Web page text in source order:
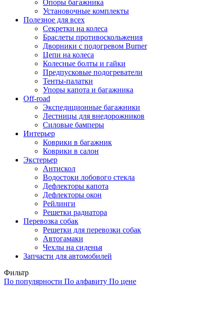
Опоры багажника
Установочные комплекты
Полезное для всех
Секретки на колеса
Браслеты противоскольжения
Дворники с подогревом Burner
Цепи на колеса
Колесные болты и гайки
Предпусковые подогреватели
Тенты-палатки
Упоры капота и багажника
Off-road
Экспедиционные багажники
Лестницы для внедорожников
Силовые бамперы
Интерьер
Коврики в багажник
Коврики в салон
Экстерьер
Антискол
Водостоки лобового стекла
Дефлекторы капота
Дефлекторы окон
Рейлинги
Решетки радиатора
Перевозка собак
Решетки для перевозки собак
Автогамаки
Чехлы на сиденья
Запчасти для автомобилей
Фильтр
По популярности По алфавиту По цене